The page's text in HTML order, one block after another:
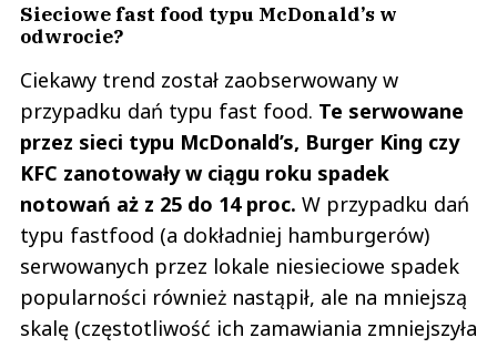
Sieciowe fast food typu McDonald’s w
odwrocie?
Ciekawy trend został zaobserwowany w
przypadku dań typu fast food. Te serwowane
przez sieci typu McDonald’s, Burger King czy
KFC zanotowały w ciągu roku spadek
notowań aż z 25 do 14 proc. W przypadku dań
typu fastfood (a dokładniej hamburgerów)
serwowanych przez lokale niesieciowe spadek
popularności również nastąpił, ale na mniejszą
skalę (częstotliwość ich zamawiania zmniejszyła